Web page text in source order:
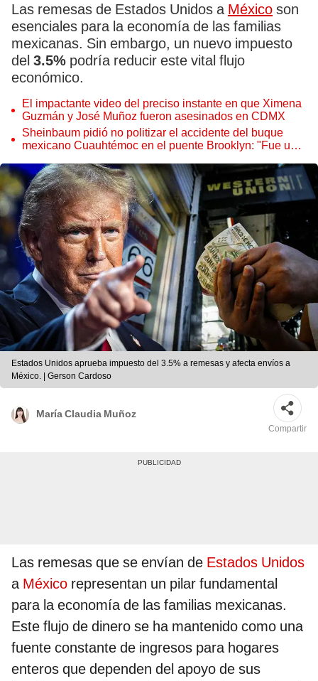
Las remesas de Estados Unidos a México son
esenciales para la economía de las familias
mexicanas. Sin embargo, un nuevo impuesto
del 3.5% podría reducir este vital flujo
económico.
El impactante video del preciso instante en que Ximena
Guzmán y José Muñoz fueron asesinados en CDMX
Sheinbaum pidió no politizar el accidente del buque
mexicano Cuauhtémoc en el puente Brooklyn: "Fue un
Estados Unidos aprueba impuesto del 3.5% a remesas y afecta envíos a
México. | Gerson Cardoso
María Claudia Muñoz
Compartir
Las remesas que se envían de Estados Unidos
aMéxico representan un pilar fundamental
para la economía de las familias mexicanas.
Este flujo de dinero se ha mantenido como una
fuente constante de ingresos para hogares
enteros que dependen del apoyo de sus